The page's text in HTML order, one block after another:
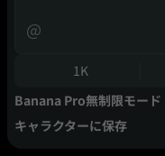
@
1K
Banana Pro無制限モード
キャラクターに保存